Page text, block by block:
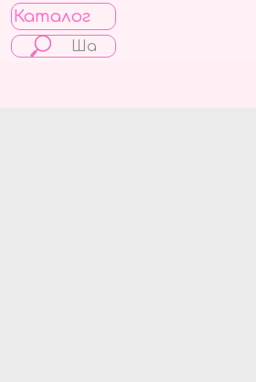
Каталог